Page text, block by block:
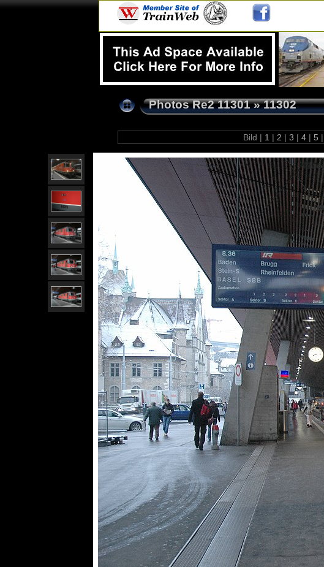
Photos Re2 11301»11302
Bild | 1 | 2 | 3 | 4 | 5 |